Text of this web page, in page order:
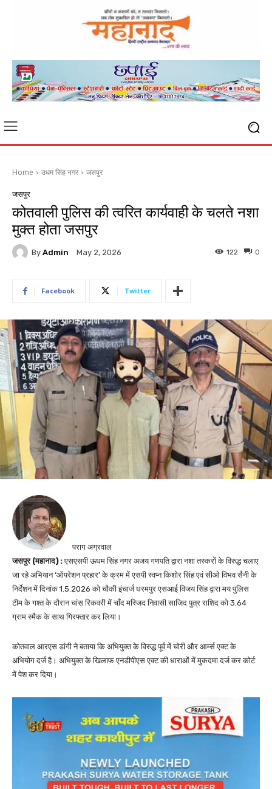
Home उधम सिंह नगर जसपुर
जसपुर
कोतवाली पुलिस की त्वरित कार्यवाही के चलते नशा
मुक्त होता जसपुर
By Admin May 2, 2026 0
122
Facebook Twitter
पराग अग्रवाल
जसपुर (महानाद) :एसएसपी ऊधम सिंह नगर अजय गणपति द्वारा नशा तस्करों के विरुद्ध चलाए
जा रहे अभियान ‘ऑपरेशन प्रहार’ के क्रम में एसपी स्वप्न किशोर सिंह एवं सीओ विभव सैनी के
निर्देशन में दिनांक 1.5.2026 को चौकी इंचार्ज धरमपुर एसआई विजय सिंह द्वारा मय पुलिस
टीम के गश्त के दौरान चांस रिकवरी में चाँद मस्जिद निवासी साजिद पुत्र राशिद को 3.64
ग्राम स्मैक के साथ गिरफ्तार कर लिया।
कोतवाल आरएस डांगी ने बताया कि अभियुक्त के विरुद्ध पूर्व में चोरी और आर्म्स एक्ट के
अभियोग दर्ज है। अभियुक्त के खिलाफ एनडीपीएस एक्ट की धाराओं में मुकदमा दर्ज कर कोर्ट
में पेश कर दिया।